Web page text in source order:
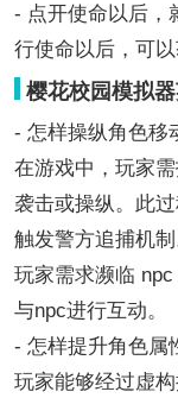
- 点开使命以后，
行使命以后，可以
樱花校园模拟
- 怎样操纵角色移
在游戏中，玩家
袭击或操纵。此
触发警方追捕机制
玩家需求濒临
与npc进行互动。
- 怎样提升角色属
玩家能够经过虚